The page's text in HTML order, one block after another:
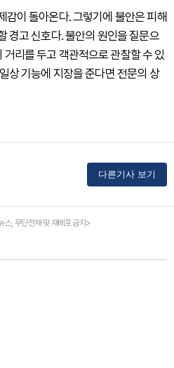
감이 돌아온다. 그렇기에 불안은 피해
경고 신호다. 불안의 원인을 질문으
리를 두고 객관적으로 관찰할 수 있
상 기능에 지장을 준다면 전문의 상
다른기사 보기
, 무단전재 및 재배포 금지>